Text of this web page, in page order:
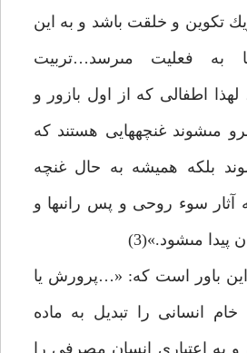
تكوين و خلقت باشد و به اين
به فعليت مى‏رسد…تربيت
اطفالى كه از اول بازور و
مى‏شوند غنچه‏هايى هستند كه
بلكه هميشه به حال غنچه
آثار سوء روحى و پس رانى‏ها و
پيدا مى‏شود.»(3)
باور است كه: «…پرورش يا
خام انسانى را تبديل به ماده
به اعتبارى انسان مصرفى را